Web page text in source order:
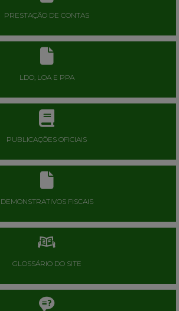
PRESTAÇÃO DE CONTAS
LDO, LOA E PPA
PUBLICAÇÕES OFICIAIS
DEMONSTRATIVOS FISCAIS
GLOSSÁRIO DO SITE